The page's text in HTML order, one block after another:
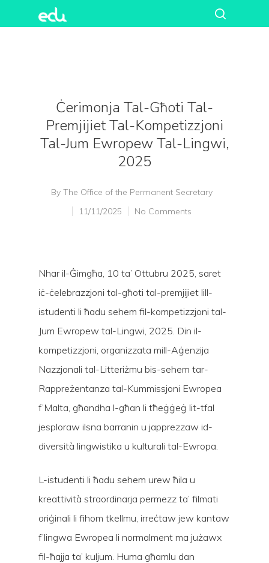
Hit enter to search or ESC to close
Ċerimonja Tal-Għoti Tal-
Premjijiet Tal-Kompetizzjoni
Tal-Jum Ewropew Tal-Lingwi,
2025
By The Office of the Permanent Secretary
11/11/2025
No Comments
Nhar il-Ġimgħa, 10 ta’ Ottubru 2025, saret
iċ-ċelebrazzjoni tal-għoti tal-premjijiet lill-
istudenti li ħadu sehem fil-kompetizzjoni tal-
Jum Ewropew tal-Lingwi, 2025. Din il-
kompetizzjoni, organizzata mill-Aġenzija
Nazzjonali tal-Litteriżmu bis-sehem tar-
Rappreżentanza tal-Kummissjoni Ewropea
f’Malta, għandha l-għan li tħeġġeġ lit-tfal
jesploraw ilsna barranin u japprezzaw id-
diversità lingwistika u kulturali tal-Ewropa.
L-istudenti li ħadu sehem urew ħila u
kreattività straordinarja permezz ta’ filmati
oriġinali li fihom tkellmu, irreċtaw jew kantaw
f’lingwa Ewropea li normalment ma jużawx
fil-ħajja ta’ kuljum. Huma għamlu dan